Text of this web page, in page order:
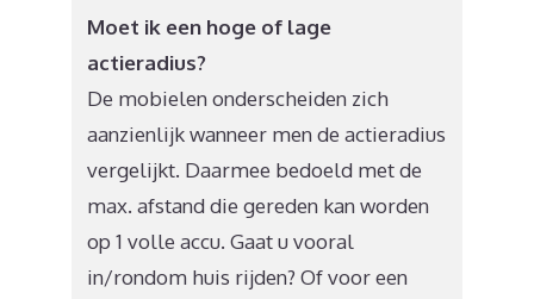
Moet ik een hoge of lage
actieradius?
De mobielen onderscheiden zich
aanzienlijk wanneer men de actieradius
vergelijkt. Daarmee bedoeld met de
max. afstand die gereden kan worden
op 1 volle accu. Gaat u vooral
in/rondom huis rijden? Of voor een